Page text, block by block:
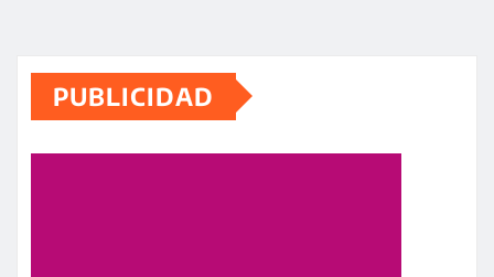
PUBLICIDAD